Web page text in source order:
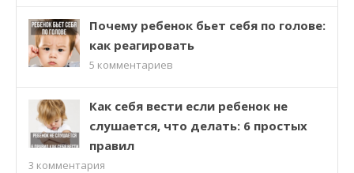
Почему ребенок бьет себя по голове:
как реагировать
5 комментариев
Как себя вести если ребенок не
слушается, что делать: 6 простых
правил
3 комментария